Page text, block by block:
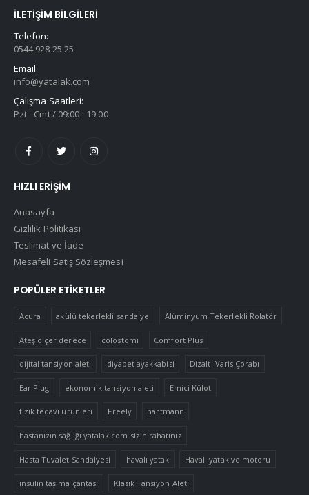
İLETIŞIM BILGILERI
Telefon:
0544 928 25 25
Email:
info@yatalak.com
Çalışma Saatleri:
Pzt - Cmt / 09:00 - 19:00
HIZLI ERIŞIM
Anasayfa
Gizlilik Politikası
Teslimat ve İade
Mesafeli Satış Sözleşmesi
POPÜLER ETIKETLER
Acura akülü tekerlekli sandalye Alüminyum Tekerlekli Rolatör
Ateş ölçer derece colostomi Comfort Plus
dijital tansiyon aleti diyabet ayakkabisi Dizaltı Varis Çorabı
Ear Plug ekonomik tansiyon aleti Emici Külot
fizik tedavi ürünleri Freely hartmann
hastanızın sağlığı yatalak.com sizin rahatınız
Hasta Tuvalet Sandalyesi havalı yatak Havalı yatak ve motoru
insülin taşıma çantası Klasik Tansiyon Aleti